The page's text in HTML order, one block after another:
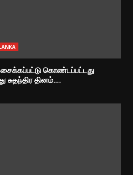
கொண்டப்பட்டது
தினம்….